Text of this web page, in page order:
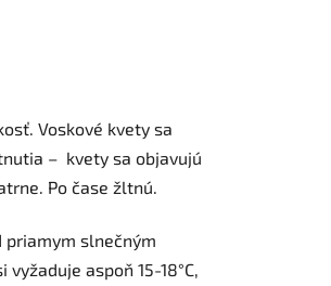
Voskové kvety sa
– kvety sa objavujú
Po čase žltnú.
slnečným
aspoň 15-18°C,